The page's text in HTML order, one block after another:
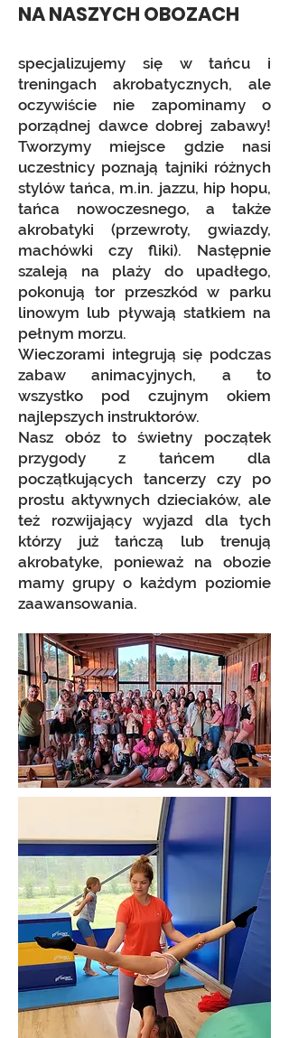
NA NASZYCH OBOZACH
specjalizujemy się w tańcu i
treningach akrobatycznych, ale
oczywiście nie zapominamy o
porządnej dawce dobrej zabawy!
Tworzymy miejsce gdzie nasi
uczestnicy poznają tajniki różnych
stylów tańca, m.in. jazzu, hip hopu,
tańca nowoczesnego, a także
akrobatyki (przewroty, gwiazdy,
machówki czy fliki). Następnie
szaleją na plaży do upadłego,
pokonują tor przeszkód w parku
linowym lub pływają statkiem na
pełnym morzu.
Wieczorami integrują się podczas
zabaw animacyjnych, a to
wszystko pod czujnym okiem
najlepszych instruktorów.
Nasz obóz to świetny początek
przygody z tańcem dla
początkujących tancerzy czy po
prostu aktywnych dzieciaków, ale
też rozwijający wyjazd dla tych
którzy już tańczą lub trenują
akrobatyke, ponieważ na obozie
mamy grupy o każdym poziomie
zaawansowania.